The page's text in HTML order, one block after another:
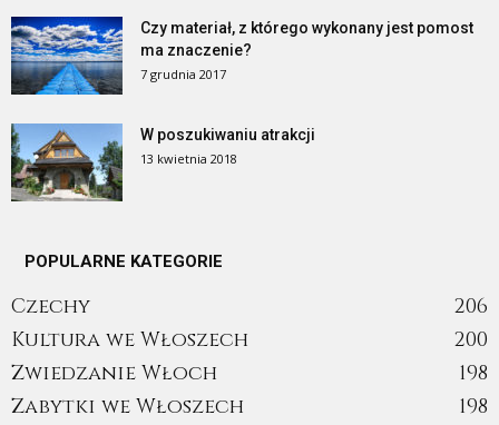
Czy materiał, z którego wykonany jest pomost
ma znaczenie?
7 grudnia 2017
W poszukiwaniu atrakcji
13 kwietnia 2018
POPULARNE KATEGORIE
Czechy
206
Kultura we Włoszech
200
Zwiedzanie Włoch
198
Zabytki we Włoszech
198